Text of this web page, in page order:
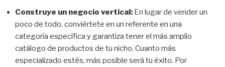
Construye un negocio vertical: En lugar de vender un
poco de todo, conviértete en un referente en una
categoría específica y garantiza tener el más amplio
catálogo de productos de tu nicho. Cuanto más
especializado estés, más posible será tu éxito. Por